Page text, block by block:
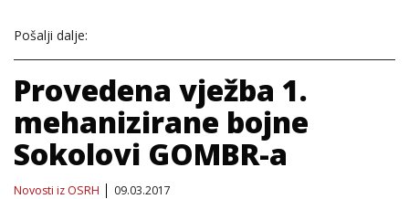
Pošalji dalje:
Provedena vježba 1.
mehanizirane bojne
Sokolovi GOMBR-a
Novosti iz OSRH 09.03.2017